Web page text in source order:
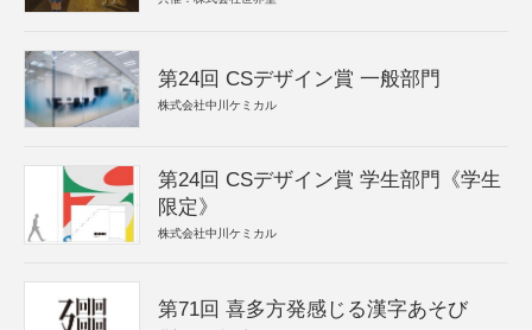
第24回 CSデザイン賞 一般部門
株式会社中川ケミカル
第24回 CSデザイン賞 学生部門《学生
限定》
株式会社中川ケミカル
第71回 喜多方発感じる漢字あそび